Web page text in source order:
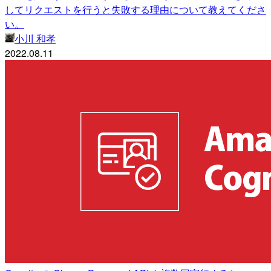
してリクエストを行うと失敗する理由について教えてくださ
い。
小川 和孝
2022.08.11